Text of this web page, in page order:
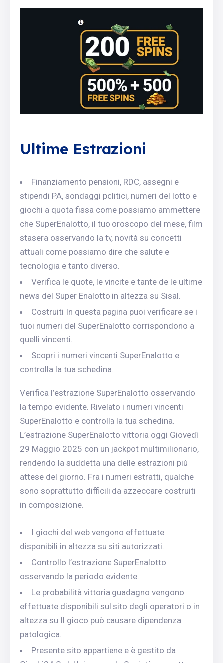
Ultime Estrazioni
Finanziamento pensioni, RDC, assegni e
stipendi PA, sondaggi politici, numeri del lotto e
giochi a quota fissa come possiamo ammettere
che SuperEnalotto, il tuo oroscopo del mese, film
stasera osservando la tv, novità su concetti
attuali come possiamo dire che salute e
tecnologia e tanto diverso.
Verifica le quote, le vincite e tante de le ultime
news del Super Enalotto in altezza su Sisal.
Costruiti In questa pagina puoi verificare se i
tuoi numeri del SuperEnalotto corrispondono a
quelli vincenti.
Scopri i numeri vincenti SuperEnalotto e
controlla la tua schedina.
Verifica l’estrazione SuperEnalotto osservando
la tempo evidente. Rivelato i numeri vincenti
SuperEnalotto e controlla la tua schedina.
L’estrazione SuperEnalotto vittoria oggi Giovedì
29 Maggio 2025 con un jackpot multimilionario,
rendendo la suddetta una delle estrazioni più
attese del giorno. Fra i numeri estratti, qualche
sono soprattutto difficili da azzeccare costruiti
in composizione.
I giochi del web vengono effettuate
disponibili in altezza su siti autorizzati.
Controllo l’estrazione SuperEnalotto
osservando la periodo evidente.
Le probabilità vittoria guadagno vengono
effettuate disponibili sul sito degli operatori o in
altezza su Il gioco può causare dipendenza
patologica.
Presente sito appartiene e è gestito da